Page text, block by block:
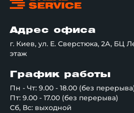
Адрес офиса
г. Киев, ул. Е. Сверстюка, 2А, БЦ
этаж
График работы
Пн - Чт: 9.00 - 18.00 (без
Пт: 9.00 - 17.00 (без перерыва)
Сб, Вс: выходной